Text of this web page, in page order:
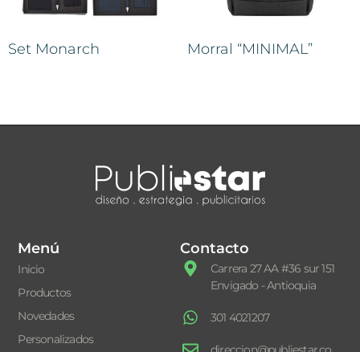
Set Monarch Morral “MINIMAL”
Menú
Inicio
Productos
Novedades
Personalizados
Contacto
Carrera 27 AA #36 sur 151
Envigado - Antioquia
301 4021207